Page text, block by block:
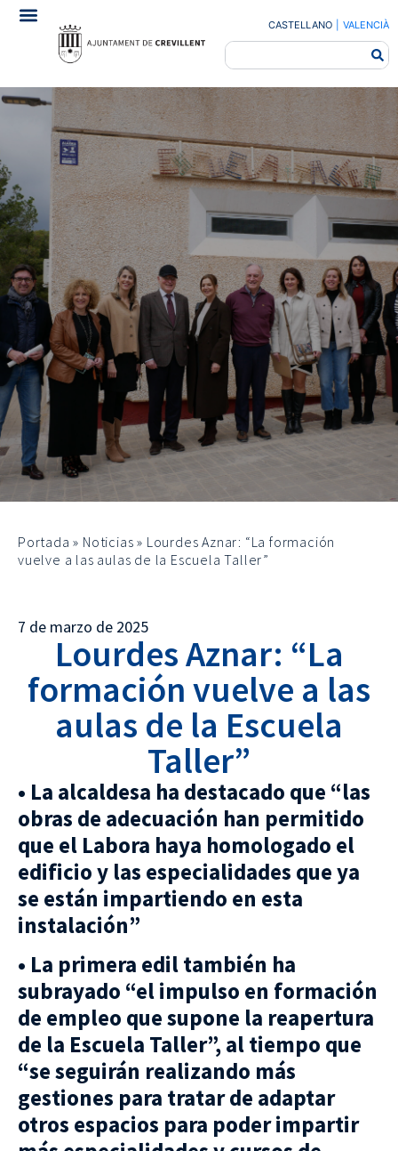
CASTELLANO VALENCIÀ
Portada » Noticias » Lourdes Aznar: “La formación
vuelve a las aulas de la Escuela Taller”
7 de marzo de 2025
Lourdes Aznar: “La
formación vuelve a las
aulas de la Escuela
Taller”
• La alcaldesa ha destacado que “las
obras de adecuación han permitido
que el Labora haya homologado el
edificio y las especialidades que ya
se están impartiendo en esta
instalación”
• La primera edil también ha
subrayado “el impulso en formación
de empleo que supone la reapertura
de la Escuela Taller”, al tiempo que
“se seguirán realizando más
gestiones para tratar de adaptar
otros espacios para poder impartir